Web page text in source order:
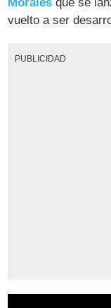
vuelto a ser
PUBLICIDAD